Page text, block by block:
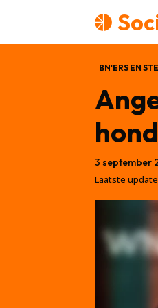
BN'ERS EN
3 september
Laatste